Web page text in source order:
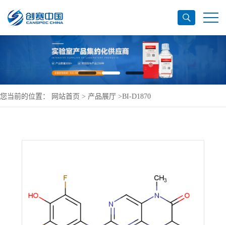
您当前的位置： 网站首页 > 产品展厅 >BI-D1870